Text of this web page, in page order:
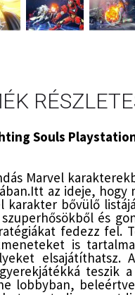
Souls
Marvel
az ideje,
karakter bővülő
és
fedezz fel.
is
teszik
lobbyban,